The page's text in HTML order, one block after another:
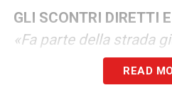
GLI SCONTRI DIRETTI
«Fa parte della strada
vincere anche le altre
ad avvicinarci il
READ